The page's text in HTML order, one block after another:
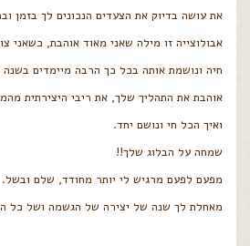
את עושה בדיוק את הצעדים הנכונים לך בזמן
אבולוצייה זו מילה שאני מאוד אוהבת,
חיה ונושמת אותה בכל כך הרבה מיימדים בשנה
אוהבת את התהליך שלך, את ריבי היצירתית
ואיך הכל חי ונושם יחד.
שמחה על הבלוג שלך!!
מפעם לפעם מרגיש לי יותר מחודד, שלם ובשל.
מאחלת לך שנה של יצירה של הגשמה ושל כל